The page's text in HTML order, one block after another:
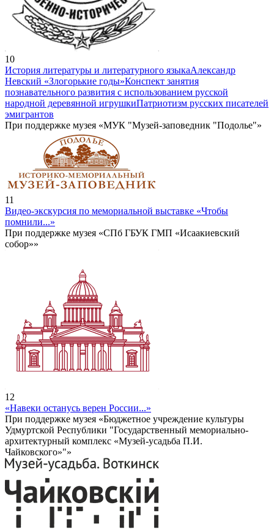
10
История литературы и литературного языкаАлександр
Невский «Злогорькие годы»Конспект занятия
познавательного развития с использованием русской
народной деревянной игрушкиПатриотизм русских писателей
эмигрантов
При поддержке музея «МУК "Музей-заповедник "Подолье"»
11
Видео-экскурсия по мемориальной выставке «Чтобы
помнили...»
При поддержке музея «СПб ГБУК ГМП «Исаакиевский
собор»»
12
«Навеки останусь верен России...»
При поддержке музея «Бюджетное учреждение культуры
Удмуртской Республики "Государственный мемориально-
архитектурный комплекс «Музей-усадьба П.И.
Чайковского»"»